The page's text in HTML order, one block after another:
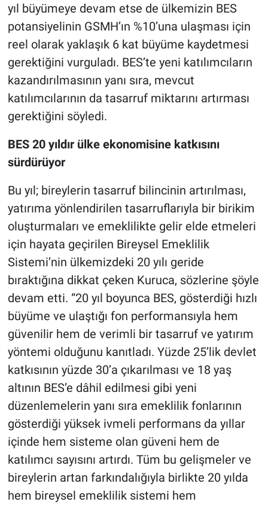
yıl büyümeye devam etse de ülkemizin BES
potansiyelinin GSMH’ın %10’una ulaşması için
reel olarak yaklaşık 6 kat büyüme kaydetmesi
gerektiğini vurguladı. BES’te yeni katılımcıların
kazandırılmasının yanı sıra, mevcut
katılımcılarının da tasarruf miktarını artırması
gerektiğini söyledi.
BES 20 yıldır ülke ekonomisine katkısını
sürdürüyor
Bu yıl; bireylerin tasarruf bilincinin artırılması,
yatırıma yönlendirilen tasarruflarıyla bir birikim
oluşturmaları ve emeklilikte gelir elde etmeleri
için hayata geçirilen Bireysel Emeklilik
Sistemi’nin ülkemizdeki 20 yılı geride
bıraktığına dikkat çeken Kuruca, sözlerine şöyle
devam etti. “20 yıl boyunca BES, gösterdiği hızlı
büyüme ve ulaştığı fon performansıyla hem
güvenilir hem de verimli bir tasarruf ve yatırım
yöntemi olduğunu kanıtladı. Yüzde 25’lik devlet
katkısının yüzde 30’a çıkarılması ve 18 yaş
altının BES’e dâhil edilmesi gibi yeni
düzenlemelerin yanı sıra emeklilik fonlarının
gösterdiği yüksek ivmeli performans da yıllar
içinde hem sisteme olan güveni hem de
katılımcı sayısını artırdı. Tüm bu gelişmeler ve
bireylerin artan farkındalığıyla birlikte 20 yılda
hem bireysel emeklilik sistemi hem